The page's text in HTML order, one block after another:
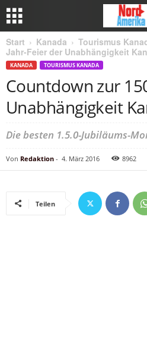
Start Kanada Tourismus
Jahr-Feier der Unabhängigkeit
KANADA TOURISMUS KANADA
Countdown zur
Unabhängigkeit
Die besten 1.5.0-Jubiläums-
Von Redaktion - 4. März 2016 8962
Teilen